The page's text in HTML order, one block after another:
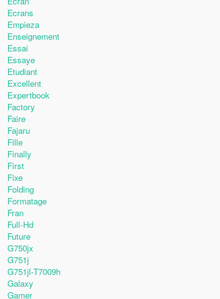
Ecrans
Empieza
Enseignement
Essai
Essaye
Etudiant
Excellent
Expertbook
Factory
Faire
Fajaru
Fille
Finally
First
Fixe
Folding
Formatage
Fran
Full-Hd
Future
G750jx
G751j
G751jl-T7009h
Galaxy
Gamer